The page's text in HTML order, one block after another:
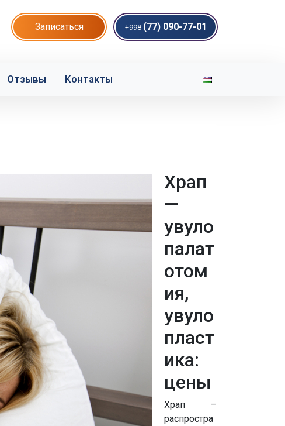
Записаться +998 (77) 090-77-01
Отзывы Контакты
Храп
—
увуло
палат
отом
ия,
увуло
пласт
ика:
цены
Храп –
распростра